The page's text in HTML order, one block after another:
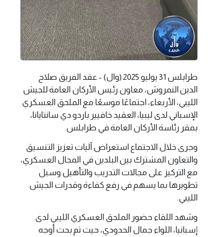
طرابلس 31 يوليو 2025 (وال) - عقد الفريق صلاح
الدين النمروش، معاون رئيس الأركان العامة للجيش
الليبي، الأربعاء، اجتماعًا موسعًا مع الملحق العسكري
الإسباني لدى ليبيا، العقيد خافيير باردو دي سانتايانا،
بمقر رئاسة الأركان العامة في طرابلس.
وجرى خلال الاجتماع استعراض آليات تعزيز التنسيق
والتعاون المشترك بين البلدين في المجال العسكري،
مع التركيز على مجالات التدريب والتأهيل وسبل
تطويرها بما يسهم في رفع كفاءة وقدرات الجيش
الليبي.
وشهد اللقاء حضور الملحق العسكري الليبي لدى
إسبانيا، اللواء جمال الحدودي، حيث تم بحث أوجه